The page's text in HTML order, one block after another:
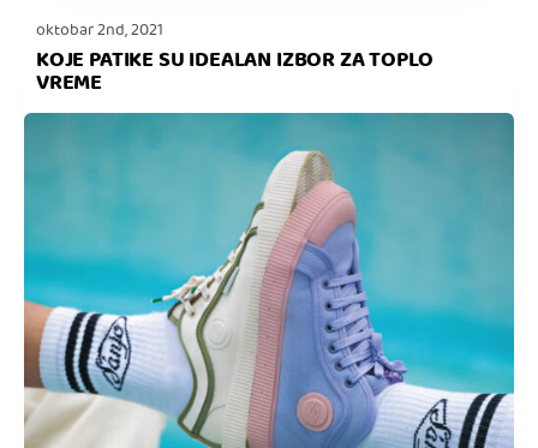
garantuje modele vrhunskog kvaliteta i neverovatne
udobnosti.
oktobar 2nd, 2021
KOJE PATIKE SU IDEALAN IZBOR ZA TOPLO
VREME